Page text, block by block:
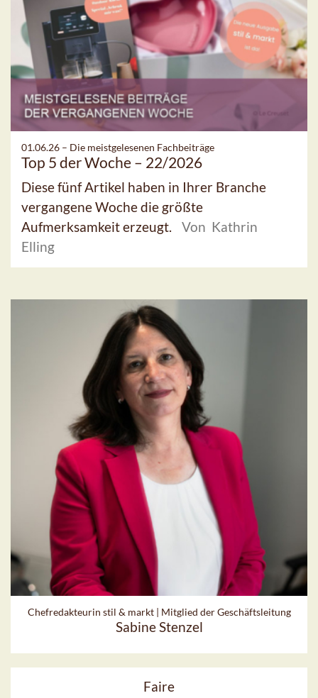
01.06.26 – Die meistgelesenen Fachbeiträge
Top 5 der Woche – 22/2026
Diese fünf Artikel haben in Ihrer Branche
vergangene Woche die größte
Aufmerksamkeit erzeugt.
Von Kathrin
Elling
Chefredakteurin stil & markt | Mitglied der Geschäftsleitung
Sabine Stenzel
Faire